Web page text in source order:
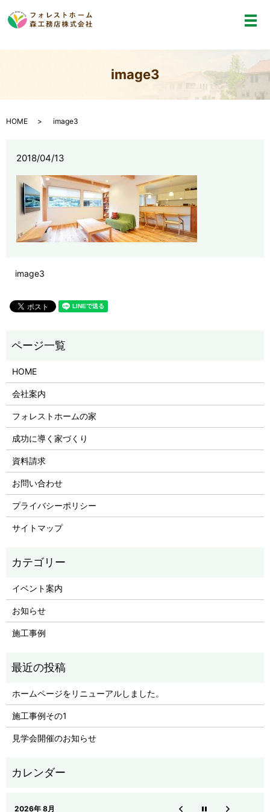
メ
image3
HOME image3
2018/04/13
image3
HOME
会社案内
フォレストホームの家
成功に導く家づくり
資料請求
お問い合わせ
プライバシーポリシー
サイトマップ
イベント案内
お知らせ
施工事例
ホームページをリニューアルしました。
施工事例その1
見学会開催のお知らせ
2026年 8月